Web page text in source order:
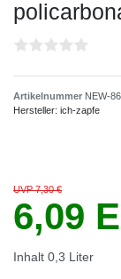
Artikelnummer NEW-
Hersteller: ich-zapfe
UVP 7,30 €
6,09
Inhalt 0,3 Liter